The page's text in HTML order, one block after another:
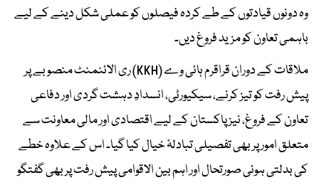
وہ دونوں قیادتوں کے طے کردہ فیصلوں کو عملی شکل دینے کے لیے
باہمی تعاون کو مزید فروغ دیں۔
ملاقات کے دوران قراقرم ہائی وے (KKH) ری الائنمنٹ منصوبے پر
پیش رفت کو تیز کرنے، سیکیورٹی، انسدادِ دہشت گردی اور دفاعی
تعاون کے فروغ، نیز پاکستان کے لیے اقتصادی اور مالی معاونت سے
متعلق امور پر بھی تفصیلی تبادلۂ خیال کیا گیا۔ اس کے علاوہ خطے
کی بدلتی ہوئی صورتحال اور اہم بین الاقوامی پیش رفت پر بھی گفتگو